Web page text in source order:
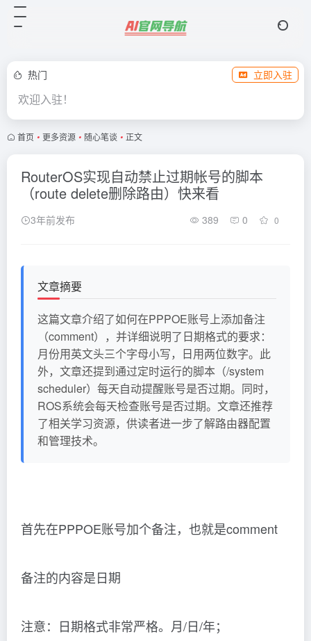
热门 立即入驻
欢迎入驻！
首页 • 更多资源 • 随心笔谈 • 正文
RouterOS实现自动禁止过期帐号的脚本
（route delete删除路由）快来看
3年前发布 389 0 0
文章摘要
这篇文章介绍了如何在PPPOE账号上添加备注
（comment），并详细说明了日期格式的要求：
月份用英文头三个字母小写，日用两位数字。此
外，文章还提到通过定时运行的脚本（/system
scheduler）每天自动提醒账号是否过期。同时，
ROS系统会每天检查账号是否过期。文章还推荐
了相关学习资源，供读者进一步了解路由器配置
和管理技术。
首先在PPPOE账号加个备注，也就是comment
备注的内容是日期
注意：日期格式非常严格。月/日/年；